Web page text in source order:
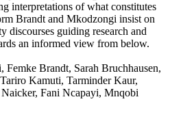
interpretations of what constitutes
Brandt and Mkodzongi insist on
discourses guiding research and
an informed view from below.
Femke Brandt, Sarah Bruchhausen,
Kamuti, Tarminder Kaur,
Fani Ncapayi, Mnqobi